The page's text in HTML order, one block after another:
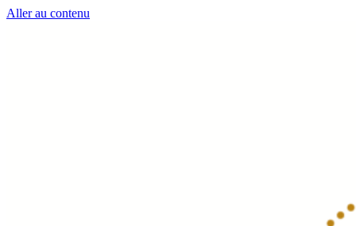
Aller au contenu